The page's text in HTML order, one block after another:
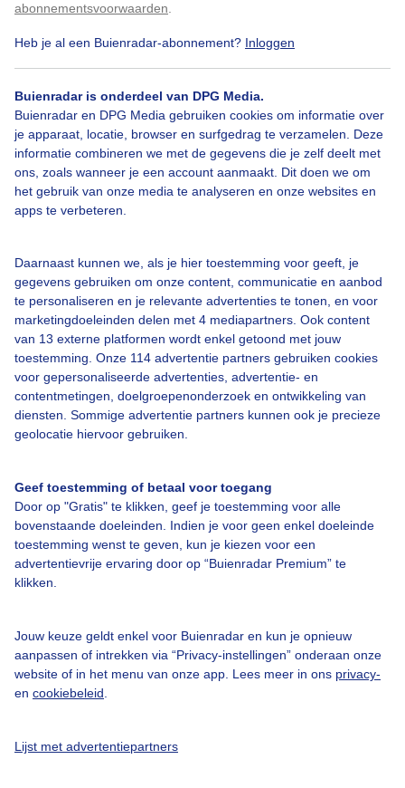
abonnementsvoorwaarden
Heb je al een Buienradar-abonnement? Inloggen
Buienradar is onderdeel van DPG Media.
Buienradar en DPG Media gebruiken cookies om informatie over
je apparaat, locatie, browser en surfgedrag te verzamelen. Deze
informatie combineren we met de gegevens die je zelf deelt met
ons, zoals wanneer je een account aanmaakt. Dit doen we om
het gebruik van onze media te analyseren en onze websites en
apps te verbeteren.
Daarnaast kunnen we, als je hier toestemming voor geeft, je
gegevens gebruiken om onze content, communicatie en aanbod
te personaliseren en je relevante advertenties te tonen, en voor
marketingdoeleinden delen met 4 mediapartners. Ook content
van 13 externe platformen wordt enkel getoond met jouw
toestemming. Onze 114 advertentie partners gebruiken cookies
voor gepersonaliseerde advertenties, advertentie- en
contentmetingen, doelgroepenonderzoek en ontwikkeling van
diensten. Sommige advertentie partners kunnen ook je precieze
geolocatie hiervoor gebruiken.
Geef toestemming of betaal voor toegang
Door op "Gratis" te klikken, geef je toestemming voor alle
bovenstaande doeleinden. Indien je voor geen enkel doeleinde
toestemming wenst te geven, kun je kiezen voor een
advertentievrije ervaring door op “Buienradar Premium” te
klikken.
Jouw keuze geldt enkel voor Buienradar en kun je opnieuw
aanpassen of intrekken via “Privacy-instellingen” onderaan onze
website of in het menu van onze app. Lees meer in ons privacy-
en cookiebeleid
Lijst met advertentiepartners
Herfst Wolken Zonsopkomst
Bekijk slideshow
Over Buienradar
Bedrijfsgegevens
Contact
Toegankelijkheid
Gebruikersvoorwaarden
Adverteren
Privacy beleid
Cookie beleid